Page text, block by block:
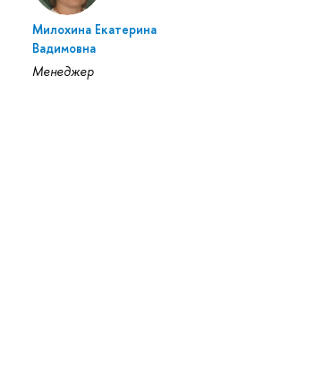
Милохина Екатерина
Вадимовна
Менеджер